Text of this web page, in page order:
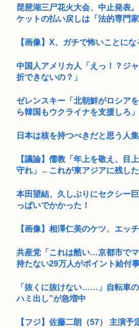
琵琶湖三尸花火大会、中止発表
ケットの払い戻しは「法的専門
【画像】X、ガチで怖いことにな
中国人アメリカ人「えっ！？ジ
折できないの？」
ゼレンスキー「北朝鮮がロシア
ら韓国もウクライナを支援しろ」
日本は核を持つべきだと思う人
【議論】儒教「年上を敬え、目
守れ」←これが東アジアに残し
本田望結、久しぶりにセクシー
っぱいでかかった！
【画像】相澤仁美のケツ、エッ
共産党「これは酷い…京都市で
持たない29万人がポイント給付
「抜くに抜けない……」自転車
ハミ出し”が急増中
【フジ】佐藤二朗（57） 主演予